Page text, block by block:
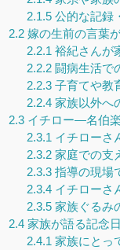
2.1.5公的な記録
2.2嫁の生前の言葉
2.2.1 裕紀さんが
2.2.2闘病生活で
2.2.3子育てや教
2.2.4家族以外へ
2.3イチロー—名伯
2.3.1 イチローさ
2.3.2家庭での支
2.3.3指導の現場
2.3.4イチローさ
2.3.5家族ぐるみ
2.4家族が語る記念
2.4.1 家族にとっ